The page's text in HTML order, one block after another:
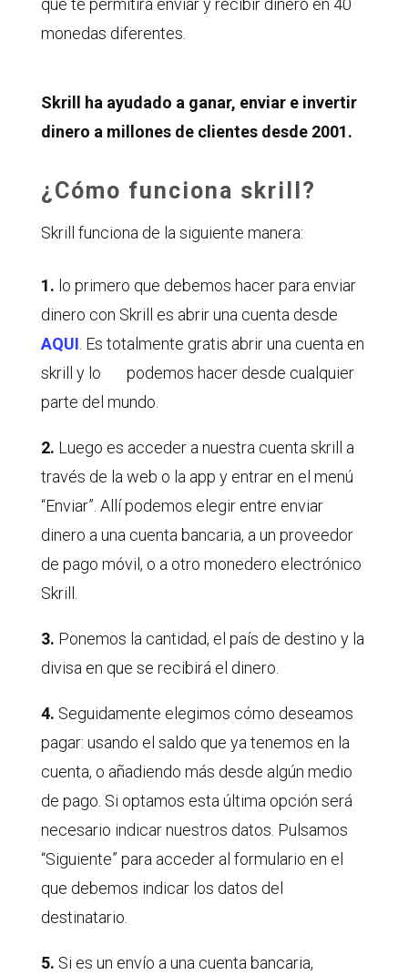
monedas diferentes.
Skrill ha ayudado a ganar, enviar e invertir
dinero a millones de clientes desde 2001.
¿Cómo funciona skrill?
Skrill funciona de la siguiente manera:
1. lo primero que debemos hacer para enviar
dinero con Skrill es abrir una cuenta desde
AQUI . Es totalmente gratis abrir una cuenta en
skrill y lo podemos hacer desde cualquier
parte del mundo.
2. Luego es acceder a nuestra cuenta skrill a
través de la web o la app y entrar en el menú
“Enviar”. Allí podemos elegir entre enviar
dinero a una cuenta bancaria, a un proveedor
de pago móvil, o a otro monedero electrónico
Skrill.
3. Ponemos la cantidad, el país de destino y la
divisa en que se recibirá el dinero.
4. Seguidamente elegimos cómo deseamos
pagar: usando el saldo que ya tenemos en la
cuenta, o añadiendo más desde algún medio
de pago. Si optamos esta última opción será
necesario indicar nuestros datos. Pulsamos
“Siguiente” para acceder al formulario en el
que debemos indicar los datos del
destinatario.
5. Si es un envío a una cuenta bancaria,